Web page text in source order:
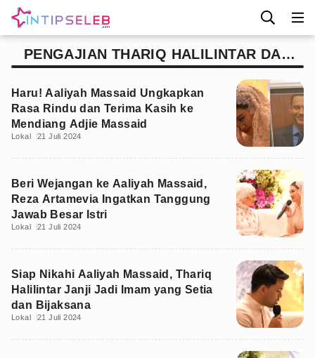
PENGAJIAN THARIQ HALILINTAR DAN
AALIYAH MASSAID
Haru! Aaliyah Massaid Ungkapkan
Rasa Rindu dan Terima Kasih ke
Mendiang Adjie Massaid
Lokal 21 Juli 2024
Beri Wejangan ke Aaliyah Massaid,
Reza Artamevia Ingatkan Tanggung
Jawab Besar Istri
Lokal 21 Juli 2024
Siap Nikahi Aaliyah Massaid, Thariq
Halilintar Janji Jadi Imam yang Setia
dan Bijaksana
Lokal 21 Juli 2024